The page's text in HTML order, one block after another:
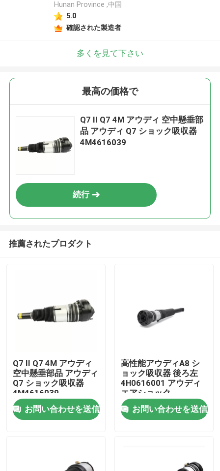
製品
ビデオ
Hunan Province ,中国
5.0
確認された製造者
多くを見て下さい
最高の価格で
Q7 II Q7 4M アウディ 空中懸垂部
品 アウディ Q7 ショック吸収器
4M4616039
続行
推薦されたプロダクト
Q7 II Q7 4M アウディ
空中懸垂部品 アウディ
Q7 ショック吸収器
4M4616039
お問い合わせを送信
高性能アウディA8 シ
ョック吸収器 後ろ左
4H0616001 アウディ
エアショック
お問い合わせを送信